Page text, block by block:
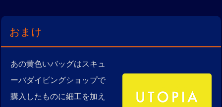
おまけ
あの黄色いバッグはスキュ
ーバダイビングショップで
購入したものに細工を加え